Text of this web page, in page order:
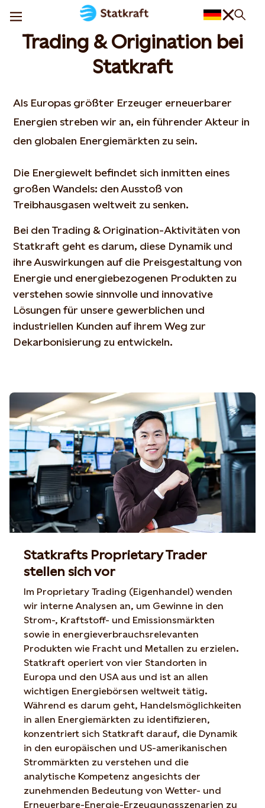
Trading & Origination bei
Statkraft
Als Europas größter Erzeuger erneuerbarer
Energien streben wir an, ein führender Akteur in
den globalen Energiemärkten zu sein.
Die Energiewelt befindet sich inmitten eines
großen Wandels: den Ausstoß von
Treibhausgasen weltweit zu senken.
Bei den Trading & Origination-Aktivitäten von
Statkraft geht es darum, diese Dynamik und
ihre Auswirkungen auf die Preisgestaltung von
Energie und energiebezogenen Produkten zu
verstehen sowie sinnvolle und innovative
Lösungen für unsere gewerblichen und
industriellen Kunden auf ihrem Weg zur
Dekarbonisierung zu entwickeln.
Statkrafts Proprietary Trader
stellen sich vor
Im Proprietary Trading (Eigenhandel) wenden
wir interne Analysen an, um Gewinne in den
Strom-, Kraftstoff- und Emissionsmärkten
sowie in energieverbrauchsrelevanten
Produkten wie Fracht und Metallen zu erzielen.
Statkraft operiert von vier Standorten in
Europa und den USA aus und ist an allen
wichtigen Energiebörsen weltweit tätig.
Während es darum geht, Handelsmöglichkeiten
in allen Energiemärkten zu identifizieren,
konzentriert sich Statkraft darauf, die Dynamik
in den europäischen und US-amerikanischen
Strommärkten zu verstehen und die
analytische Kompetenz angesichts der
zunehmenden Bedeutung von Wetter- und
Erneuerbare-Energie-Erzeugungsszenarien zu